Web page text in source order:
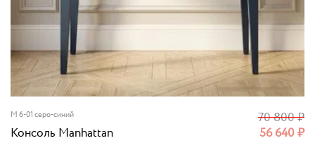
M 6-01 серо-синий
Консоль Manhattan 56 640₽
70 800₽